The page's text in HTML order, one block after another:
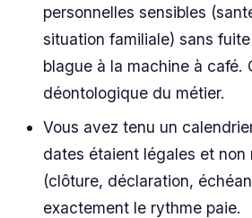
personnelles sensibles
situation familiale) sans
blague à la machine à café.
déontologique du métier.
Vous avez tenu un
dates étaient légales et non
(clôture, déclaration,
exactement le rythme paie.